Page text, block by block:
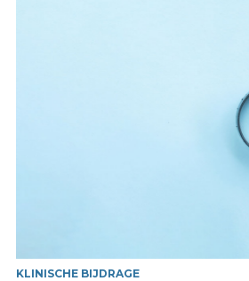
KLINISCHE BIJDRAGE